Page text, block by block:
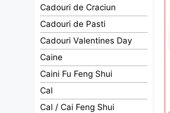
Cadouri de Craciun
Cadouri de Pasti
Cadouri Valentines Day
Caine
Caini Fu Feng Shui
Cal
Cal / Cai Feng Shui